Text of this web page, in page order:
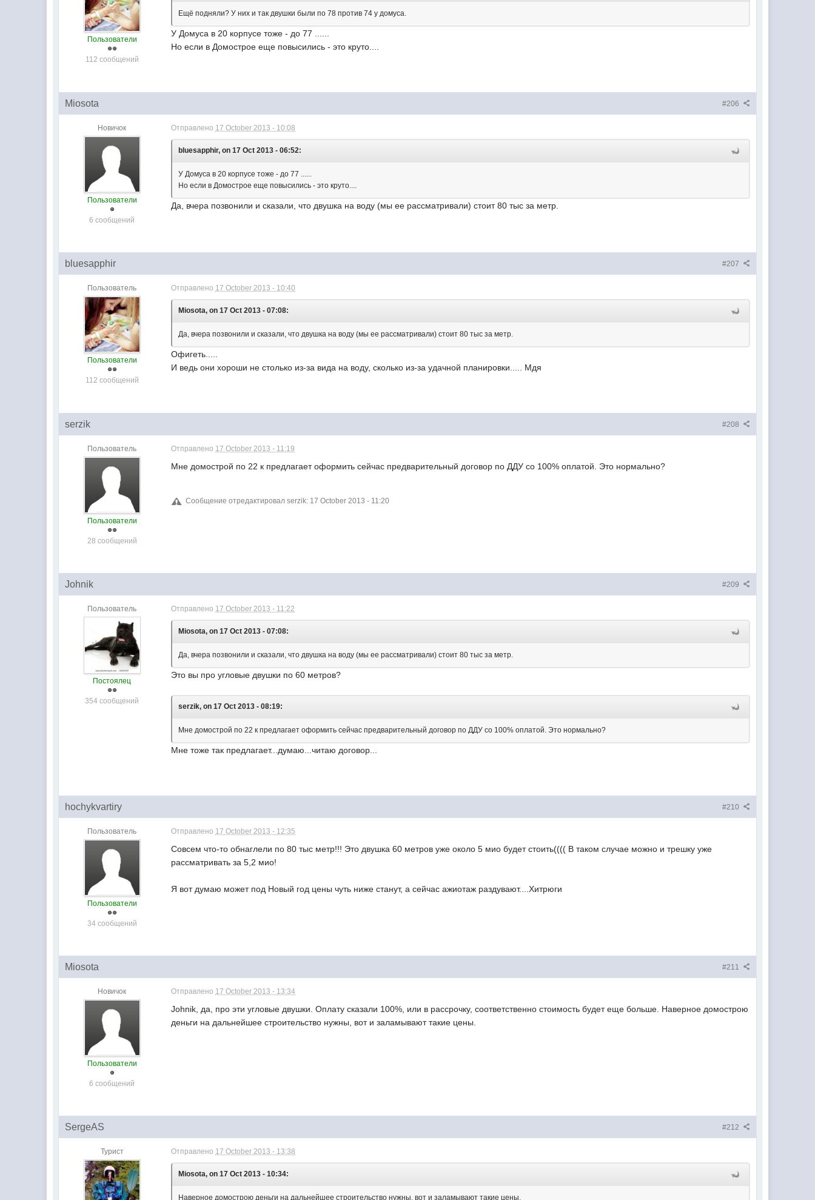
Пользователи
112 сообщений
Ещё подняли? У них и так двушки были по 78 против 74 у домуса.
У Домуса в 20 корпусе тоже - до 77 ......
Но если в Домострое еще повысились - это круто....
#206
Miosota
Новичок
Пользователи
6 сообщений
Отправлено 17 October 2013 - 10:08
bluesapphir, on 17 Oct 2013 - 06:52:
У Домуса в 20 корпусе тоже - до 77 ......
Но если в Домострое еще повысились - это круто....
Да, вчера позвонили и сказали, что двушка на воду (мы ее рассматривали) стоит 80 тыс за метр.
#207
bluesapphir
Пользователь
Пользователи
112 сообщений
Отправлено 17 October 2013 - 10:40
Miosota, on 17 Oct 2013 - 07:08:
Да, вчера позвонили и сказали, что двушка на воду (мы ее рассматривали) стоит 80 тыс за метр.
Офигеть.....
И ведь они хороши не столько из-за вида на воду, сколько из-за удачной планировки..... Мдя
#208
serzik
Пользователь
Пользователи
28 сообщений
Отправлено 17 October 2013 - 11:19
Мне домострой по 22 к предлагает оформить сейчас предварительный договор по ДДУ со 100% оплатой. Это нормально?
Сообщение отредактировал serzik: 17 October 2013 - 11:20
#209
Johnik
Пользователь
Постоялец
354 сообщений
Отправлено 17 October 2013 - 11:22
Miosota, on 17 Oct 2013 - 07:08:
Да, вчера позвонили и сказали, что двушка на воду (мы ее рассматривали) стоит 80 тыс за метр.
Это вы про угловые двушки по 60 метров?
serzik, on 17 Oct 2013 - 08:19:
Мне домострой по 22 к предлагает оформить сейчас предварительный договор по ДДУ со 100% оплатой. Это нормально?
Мне тоже так предлагает...думаю...читаю договор...
#210
hochykvartiry
Пользователь
Пользователи
34 сообщений
Отправлено 17 October 2013 - 12:35
Совсем что-то обнаглели по 80 тыс метр!!! Это двушка 60 метров уже около 5 мио будет стоить(((( В таком случае можно и трешку уже
рассматривать за 5,2 мио!
Я вот думаю может под Новый год цены чуть ниже станут, а сейчас ажиотаж раздувают....Хитрюги
#211
Miosota
Новичок
Пользователи
6 сообщений
Отправлено 17 October 2013 - 13:34
Johnik, да, про эти угловые двушки. Оплату сказали 100%, или в рассрочку, соответственно стоимость будет еще больше. Наверное домострою
деньги на дальнейшее строительство нужны, вот и заламывают такие цены.
#212
SergeAS
Турист Отправлено 17 October 2013 - 13:38
Miosota, on 17 Oct 2013 - 10:34:
Наверное домострою деньги на дальнейшее строительство нужны, вот и заламывают такие цены.